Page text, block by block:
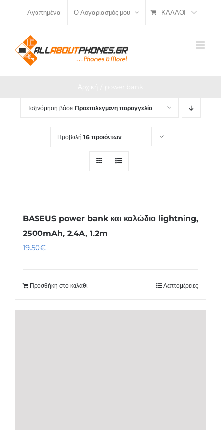
περιεχόμενο
Αγαπημένα Ο Λογαριασμός μου ΚΑΛΆΘΙ
Ταξινόμηση βάσει Προεπιλεγμένη παραγγελία
Προβολή 16 προϊόντων
BASEUS power bank και καλώδιο lightning,
2500mAh, 2.4A, 1.2m
19.50€
Προσθήκη στο καλάθι Λεπτομέρειες